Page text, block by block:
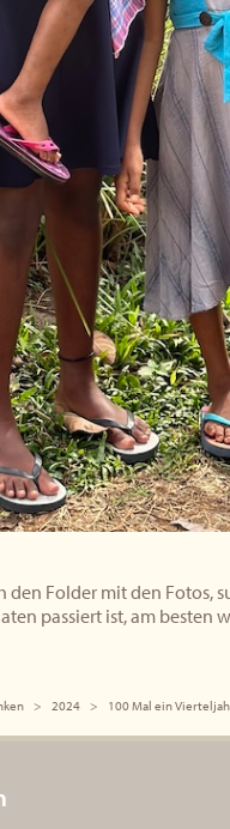
Folder mit den Fotos,
passiert ist, am
2024 100 Mal ein